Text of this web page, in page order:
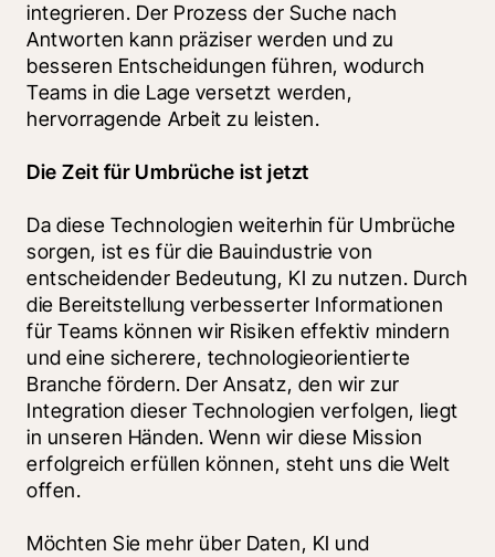
integrieren. Der Prozess der Suche nach
Antworten kann präziser werden und zu
besseren Entscheidungen führen, wodurch
Teams in die Lage versetzt werden,
hervorragende Arbeit zu leisten.
Die Zeit für Umbrüche ist jetzt
Da diese Technologien weiterhin für Umbrüche
sorgen, ist es für die Bauindustrie von
entscheidender Bedeutung, KI zu nutzen. Durch
die Bereitstellung verbesserter Informationen
für Teams können wir Risiken effektiv mindern
und eine sicherere, technologieorientierte
Branche fördern. Der Ansatz, den wir zur
Integration dieser Technologien verfolgen, liegt
in unseren Händen. Wenn wir diese Mission
erfolgreich erfüllen können, steht uns die Welt
offen.
Möchten Sie mehr über Daten, KI und